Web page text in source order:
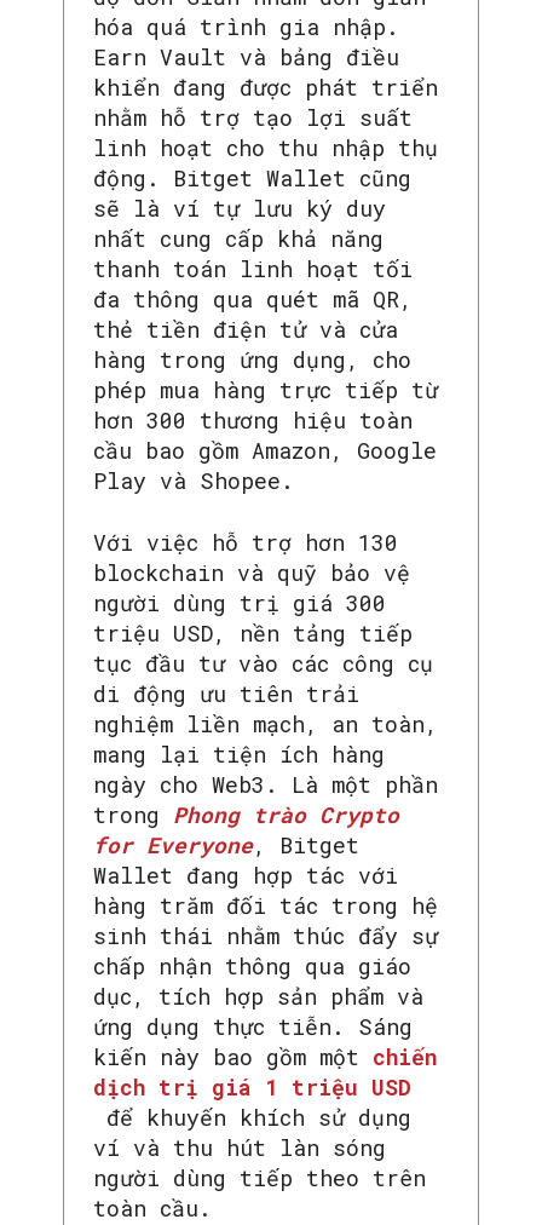
SEARCH...
hóa quá trình gia nhập.
Earn Vault và bảng điều
khiển đang được phát triển
nhằm hỗ trợ tạo lợi suất
linh hoạt cho thu nhập thụ
động. Bitget Wallet cũng
sẽ là ví tự lưu ký duy
nhất cung cấp khả năng
thanh toán linh hoạt tối
đa thông qua quét mã QR,
thẻ tiền điện tử và cửa
hàng trong ứng dụng, cho
phép mua hàng trực tiếp từ
hơn 300 thương hiệu toàn
cầu bao gồm Amazon, Google
Play và Shopee.
Với việc hỗ trợ hơn 130
blockchain và quỹ bảo vệ
người dùng trị giá 300
triệu USD, nền tảng tiếp
tục đầu tư vào các công cụ
di động ưu tiên trải
nghiệm liền mạch, an toàn,
mang lại tiện ích hàng
ngày cho Web3. Là một phần
trong Phong trào Crypto
for Everyone, Bitget
Wallet đang hợp tác với
hàng trăm đối tác trong hệ
sinh thái nhằm thúc đẩy sự
chấp nhận thông qua giáo
dục, tích hợp sản phẩm và
ứng dụng thực tiễn. Sáng
kiến này bao gồm một chiến
dịch trị giá 1 triệu USD
để khuyến khích sử dụng
ví và thu hút làn sóng
người dùng tiếp theo trên
toàn cầu.